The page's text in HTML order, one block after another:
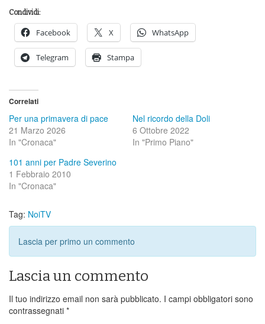
Condividi:
Facebook X WhatsApp
Telegram Stampa
Correlati
Per una primavera di pace
21 Marzo 2026
In "Cronaca"
Nel ricordo della Doli
6 Ottobre 2022
In "Primo Piano"
101 anni per Padre Severino
1 Febbraio 2010
In "Cronaca"
Tag: NoiTV
Lascia per primo un commento
Lascia un commento
Il tuo indirizzo email non sarà pubblicato. I campi obbligatori sono
contrassegnati *